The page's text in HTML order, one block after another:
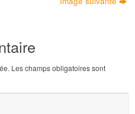
Les champs obligatoires sont